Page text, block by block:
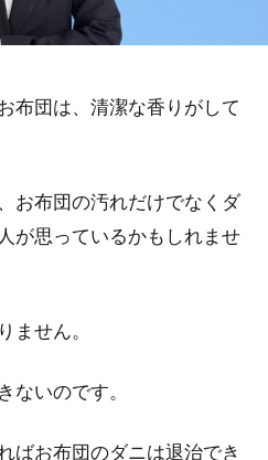
布団は、清潔な香りがして
お布団の汚れだけでなくダ
が思っているかもしれませ
ません。
ないのです。
ばお布団のダニは退治でき